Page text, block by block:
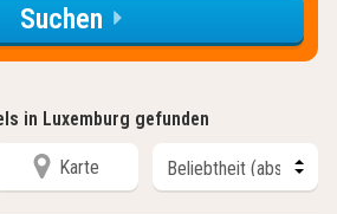
Suchen
in Luxemburg gefunden
Karte